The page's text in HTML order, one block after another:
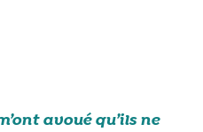
avoué qu’ils ne